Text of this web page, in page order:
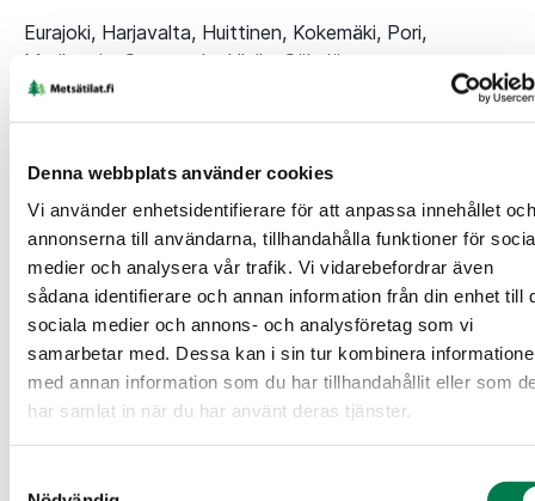
Denna webbplats använder cookies
Vi använder enhetsidentifierare för att anpassa innehållet och
annonserna till användarna, tillhandahålla funktioner för
medier och analysera vår trafik. Vi vidarebefordrar även
sådana identifierare och annan information från din enhet till
sociala medier och annons- och analysföretag som vi
samarbetar med. Dessa kan i sin tur kombinera
med annan information som du har tillhandahållit eller som
har samlat in när du har använt deras tjänster.
Eurajoki, Harjavalta, Huittinen, Kokemäki, Pori,
Merikarvia, Sastamala, Ulvila, Säkylä